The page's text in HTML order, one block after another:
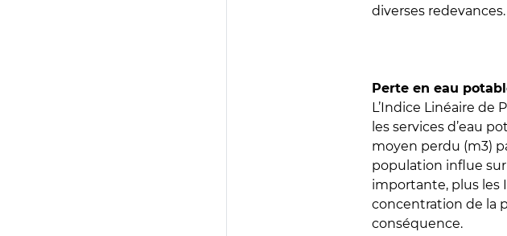
diverses redevances.
Perte en eau
L’Indice Linéaire de
les services d’eau
moyen perdu (m3)
population influe sur
importante, plus les
concentration de la
conséquence.